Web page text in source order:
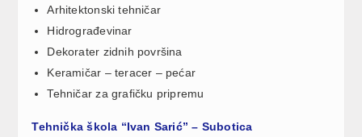
Arhitektonski tehničar
Hidrograđevinar
Dekorater zidnih površina
Keramičar – teracer – pećar
Tehničar za grafičku pripremu
Tehnička škola “Ivan Sarić” – Subotica